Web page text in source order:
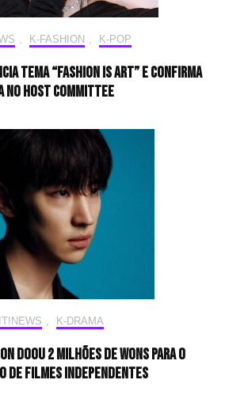
K-FASHION K-POP
tema “Fashion Is Art” e confirma
no Host Committee
K-DRAMA
doou 2 milhões de wons para o
de filmes independentes